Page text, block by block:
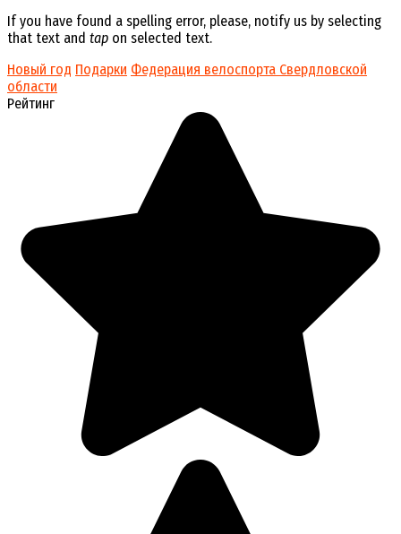
If you have found a spelling error, please, notify us by selecting
that text and tap on selected text.
Новый год Подарки Федерация велоспорта Свердловской
области
Рейтинг